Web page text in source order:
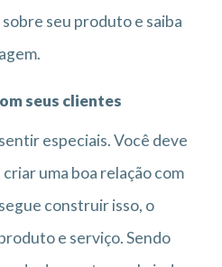
seu produto e saiba
seus clientes
especiais. Você deve
uma boa relação com
construir isso, o
e serviço. Sendo